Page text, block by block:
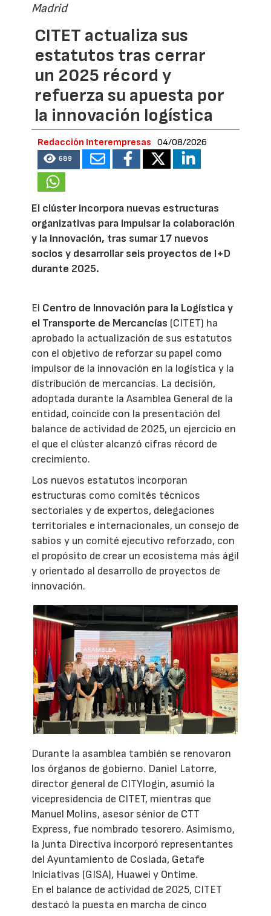
Madrid
CITET actualiza sus
estatutos tras cerrar
un 2025 récord y
refuerza su apuesta por
la innovación logística
Redacción Interempresas 04/08/2026
689
El clúster incorpora nuevas estructuras
organizativas para impulsar la colaboración
y la innovación, tras sumar 17 nuevos
socios y desarrollar seis proyectos de I+D
durante 2025.
El Centro de Innovación para la Logística y
el Transporte de Mercancías (CITET) ha
aprobado la actualización de sus estatutos
con el objetivo de reforzar su papel como
impulsor de la innovación en la logística y la
distribución de mercancías. La decisión,
adoptada durante la Asamblea General de la
entidad, coincide con la presentación del
balance de actividad de 2025, un ejercicio en
el que el clúster alcanzó cifras récord de
crecimiento.
Los nuevos estatutos incorporan
estructuras como comités técnicos
sectoriales y de expertos, delegaciones
territoriales e internacionales, un consejo de
sabios y un comité ejecutivo reforzado, con
el propósito de crear un ecosistema más ágil
y orientado al desarrollo de proyectos de
innovación.
Durante la asamblea también se renovaron
los órganos de gobierno. Daniel Latorre,
director general de CITYlogin, asumió la
vicepresidencia de CITET, mientras que
Manuel Molins, asesor sénior de CTT
Express, fue nombrado tesorero. Asimismo,
la Junta Directiva incorporó representantes
del Ayuntamiento de Coslada, Getafe
Iniciativas (GISA), Huawei y Ontime.
En el balance de actividad de 2025, CITET
destacó la puesta en marcha de cinco